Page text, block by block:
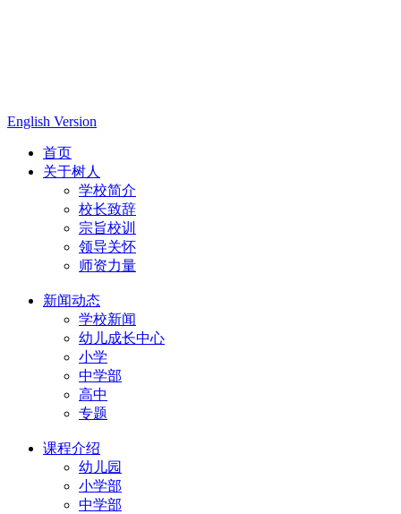
English Version
首页
关于树人
学校简介
校长致辞
宗旨校训
领导关怀
师资力量
新闻动态
学校新闻
幼儿成长中心
小学
中学部
高中
专题
课程介绍
幼儿园
小学部
中学部